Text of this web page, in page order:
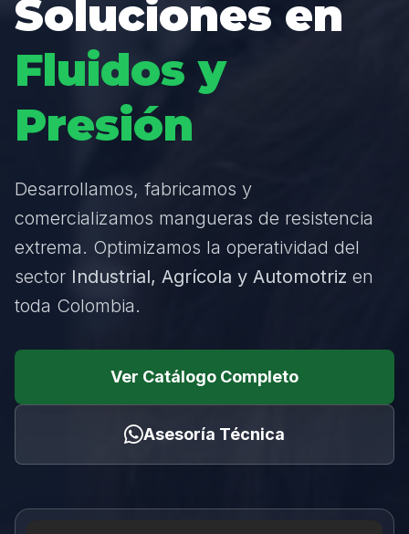
Soluciones en
Fluidos y
Presión
Desarrollamos, fabricamos y
comercializamos mangueras de resistencia
extrema. Optimizamos la operatividad del
sector Industrial, Agrícola y Automotriz en
toda Colombia.
Ver Catálogo Completo
Asesoría Técnica